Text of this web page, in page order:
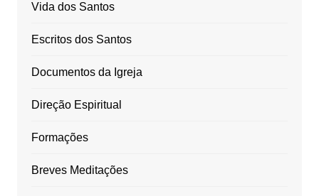
Vida dos Santos
Escritos dos Santos
Documentos da Igreja
Direção Espiritual
Formações
Breves Meditações